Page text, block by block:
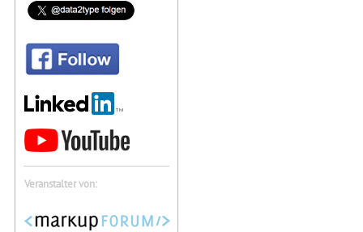
Veranstalter von: